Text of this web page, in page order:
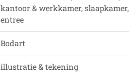
kantoor & werkkamer, slaapkamer,
entree
Bodart
illustratie & tekening